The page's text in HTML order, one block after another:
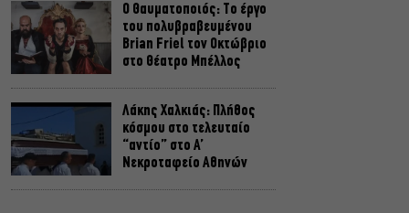
Ο Θαυματοποιός: Το έργο
του πολυβραβευμένου
Brian Friel τον Οκτώβριο
στο Θέατρο Μπέλλος
Λάκης Χαλκιάς: Πλήθος
κόσμου στο τελευταίο
“αντίο” στο Α’
Νεκροταφείο Αθηνών